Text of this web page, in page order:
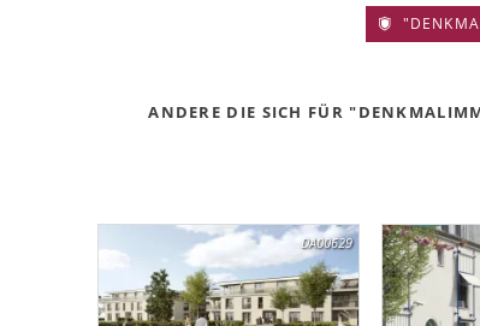
ANDERE DIE SICH FÜR
DA00629